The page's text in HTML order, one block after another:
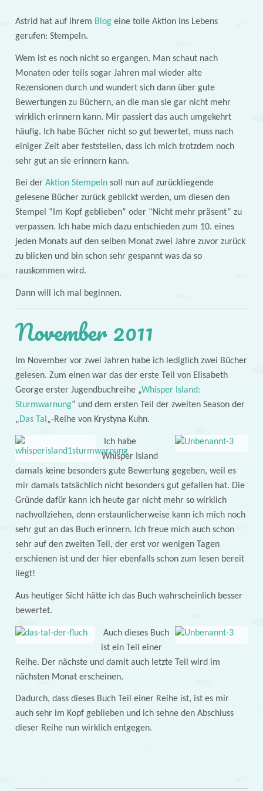
Astrid hat auf ihrem Blogeine tolle Aktion ins Lebens
gerufen: Stempeln.
Wem ist es noch nicht so ergangen. Man schaut nach
Monaten oder teils sogar Jahren mal wieder alte
Rezensionen durch und wundert sich dann über gute
Bewertungen zu Büchern, an die man sie gar nicht mehr
wirklich erinnern kann. Mir passiert das auch umgekehrt
häufig. Ich habe Bücher nicht so gut bewertet, muss nach
einiger Zeit aber feststellen, dass ich mich trotzdem noch
sehr gut an sie erinnern kann.
Bei der Aktion Stempelnsoll nun auf zurückliegende
gelesene Bücher zurück geblickt werden, um diesen den
Stempel “Im Kopf geblieben” oder “Nicht mehr präsent” zu
verpassen. Ich habe mich dazu entschieden zum 10. eines
jeden Monats auf den selben Monat zwei Jahre zuvor zurück
zu blicken und bin schon sehr gespannt was da so
rauskommen wird.
Dann will ich mal beginnen.
November 2011
Im November vor zwei Jahren habe ich lediglich zwei Bücher
gelesen. Zum einen war das der erste Teil von Elisabeth
George erster Jugendbuchreihe „Whisper Island:
Sturmwarnung“ und dem ersten Teil der zweiten Season der
„Das Tal„-Reihe von Krystyna Kuhn.
Ich habe
Whisper Island
damals keine besonders gute Bewertung gegeben, weil es
mir damals tatsächlich nicht besonders gut gefallen hat. Die
Gründe dafür kann ich heute gar nicht mehr so wirklich
nachvollziehen, denn erstaunlicherweise kann ich mich noch
sehr gut an das Buch erinnern. Ich freue mich auch schon
sehr auf den zweiten Teil, der erst vor wenigen Tagen
erschienen ist und der hier ebenfalls schon zum lesen bereit
liegt!
Aus heutiger Sicht hätte ich das Buch wahrscheinlich besser
bewertet.
Auch dieses Buch
ist ein Teil einer
Reihe. Der nächste und damit auch letzte Teil wird im
nächsten Monat erscheinen.
Dadurch, dass dieses Buch Teil einer Reihe ist, ist es mir
auch sehr im Kopf geblieben und ich sehne den Abschluss
dieser Reihe nun wirklich entgegen.